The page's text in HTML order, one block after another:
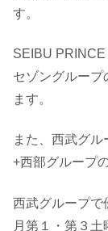
す。
SEIBU PRINCE
セゾングループ
ます。
また、西武グ
+西部グループ
西武グループで
月第１・第３土